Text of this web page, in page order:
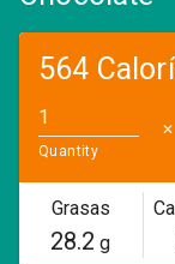
564
Quantity
✕
Grasas
28.2 g